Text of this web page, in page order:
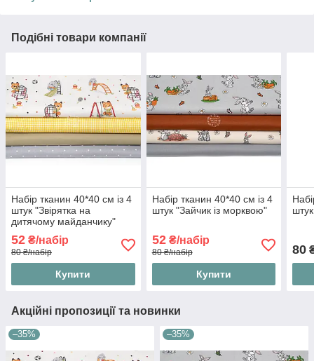
Подібні товари компанії
Набір тканин 40*40 см із 4
штук "Звірятка на
дитячому майданчику"
52 ₴/набір
80 ₴/набір
Купити
Набір тканин 40*40 см із 4
штук "Зайчик із морквою"
52₴/набір
80 ₴/набір
Купити
80
Акційні пропозиції та новинки
–35% –35%